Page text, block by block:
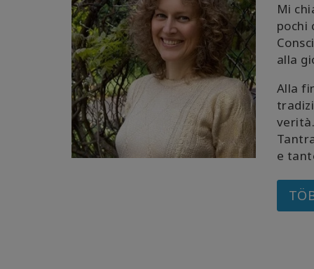
Mi
pochi
alla
Alla
e